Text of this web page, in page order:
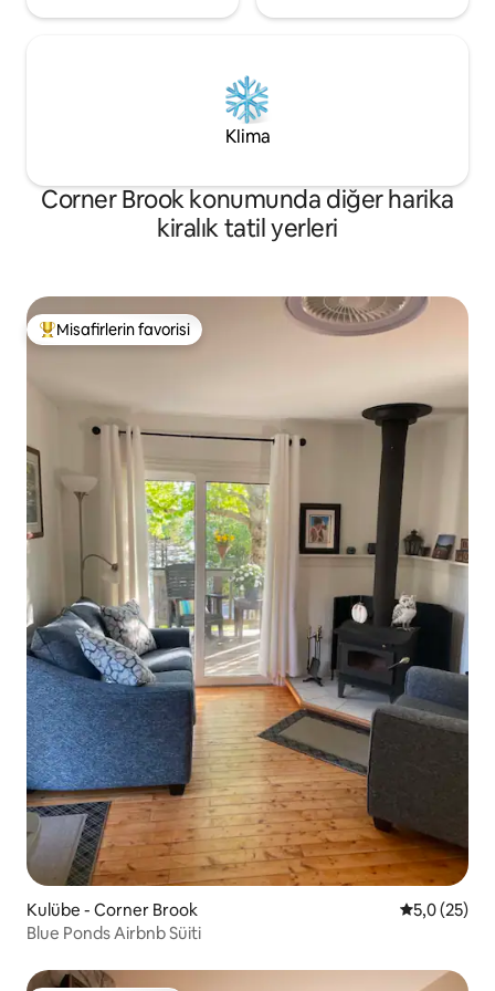
Klima
Corner Brook konumunda diğer harika
kiralık tatil yerleri
Misafirlerin favorilerinden en beğenilenler arasında
Misafirlerin favorisi
Kulübe - Corner Brook 5 üzerinden
5,0 (25)
Blue Ponds Airbnb Süiti